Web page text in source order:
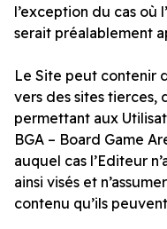
l’exception du cas où
serait préalablement
Le Site peut contenir
vers des sites tierces,
permettant aux
BGA – Board Game
auquel cas l’Editeur
ainsi visés et
contenu qu’ils